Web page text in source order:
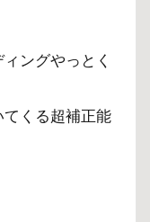
ングやっとく
くる超補正能